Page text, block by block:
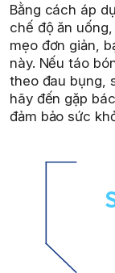
Bằng cách áp
chế độ ăn
mẹo đơn giản,
này. Nếu táo
theo đau bụng,
hãy đến gặp
đảm bảo sức